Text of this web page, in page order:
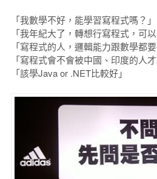
「我數學不好，能學習寫程式嗎？」
「我年紀大了，轉想行寫程式，可以
「寫程式的人，邏輯能力跟數學都
「寫程式會不會被中國、印度的人才
「該學Java or .NET比較好」